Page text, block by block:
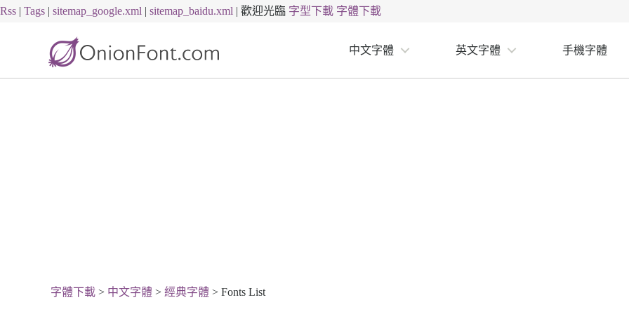
Rss | Tags | sitemap_google.xml | sitemap_baidu.xml | 歡迎光臨 字型下載 字體下載
中文字體 英文字體 手機字體
字體下載 > 中文字體 > 經典字體 > Fonts List